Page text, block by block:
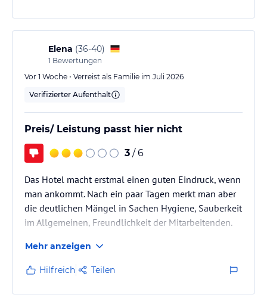
Elena (36-40)
1 Bewertungen
Vor 1 Woche • Verreist als Familie im Juli 2026
Verifizierter Aufenthalt
Preis/ Leistung passt hier nicht
3 / 6
Das Hotel macht erstmal einen guten Eindruck, wenn
man ankommt. Nach ein paar Tagen merkt man aber
die deutlichen Mängel in Sachen Hygiene, Sauberkeit
im Allgemeinen, Freundlichkeit der Mitarbeitenden.
Mehr anzeigen
Hilfreich Teilen